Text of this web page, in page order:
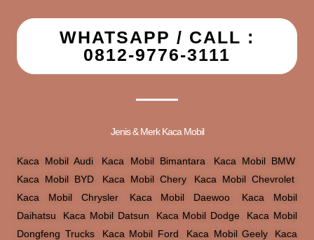
WHATSAPP / CALL :
0812-9776-3111
Jenis & Merk Kaca Mobil
Kaca Mobil Audi Kaca Mobil Bimantara Kaca Mobil BMW,
Kaca Mobil BYD
Kaca Mobil Chery, Kaca Mobil Chevrolet
Kaca Mobil Chrysler, Kaca Mobil Daewoo
Kaca Mobil
Daihatsu
Kaca Mobil Datsun Kaca Mobil Dodge
Kaca Mobil
Dongfeng Trucks, Kaca Mobil Ford Kaca Mobil Geely, Kaca